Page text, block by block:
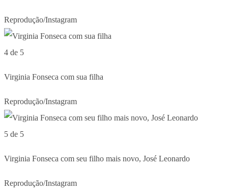
Reprodução/Instagram
4 de 5
Virginia Fonseca com sua filha
Reprodução/Instagram
5 de 5
Virginia Fonseca com seu filho mais novo, José Leonardo
Reprodução/Instagram